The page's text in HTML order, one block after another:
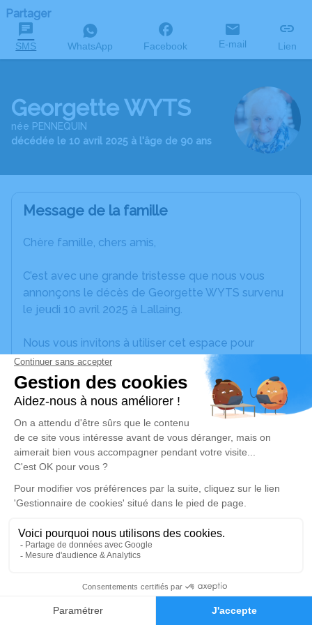
Faire-part Hommages
Partager
SMS WhatsApp Facebook E-mail Lien
Georgette WYTS
née PENNEQUIN
décédée le 10 avril 2025 à l'âge de 90 ans
Message de la famille
Chère famille, chers amis,
C’est avec une grande tristesse que nous vous
annonçons le décès de Georgette WYTS survenu
le jeudi 10 avril 2025 à Lallaing.
Nous vous invitons à utiliser cet espace pour
laisser vos condoléances, partager des photos
souvenirs, une anecdote ou exprimer vos pensées
à travers des poèmes ou des textes. Cet endroit
est un lieu d'expression dédié à honorer la
mémoire de Georgette WYTS.
Un service de plantation d’arbre hommage est
disponible ici.
Je rends hommage
Cérémonie religieuse
Information indisponible